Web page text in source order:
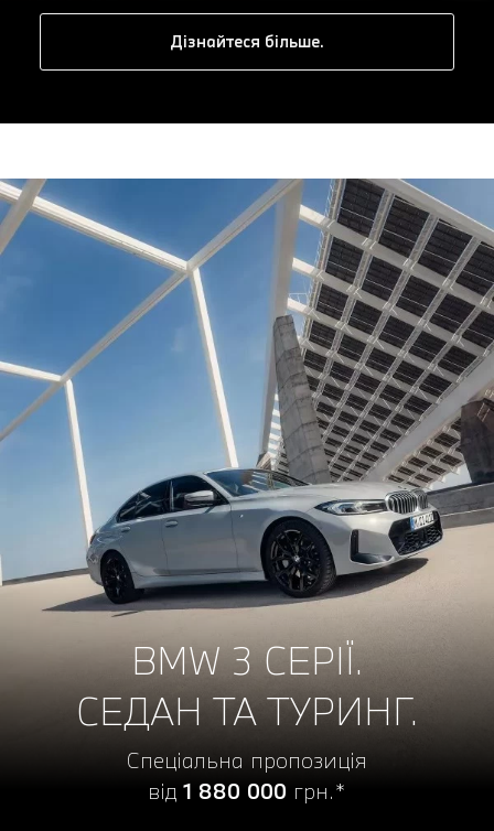
Дізнайтеся більше.
BMW 3 СЕРІЇ.
СЕДАН ТА ТУРИНГ.
Спеціальна пропозиція
від 1 880 000 грн.*